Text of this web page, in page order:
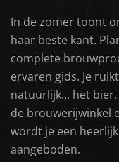
In de zomer toont
haar beste kant.
complete
ervaren gids. Je
natuurlijk... het
de brouwerijwinkel
wordt je een
aangeboden.